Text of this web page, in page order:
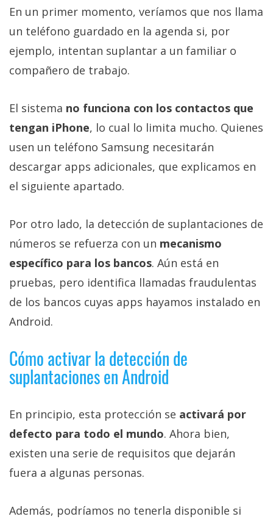
En un primer momento, veríamos que nos llama
un teléfono guardado en la agenda si, por
ejemplo, intentan suplantar a un familiar o
compañero de trabajo.
El sistema no funciona con los contactos que
tengan iPhone, lo cual lo limita mucho. Quienes
usen un teléfono Samsung necesitarán
descargar apps adicionales, que explicamos en
el siguiente apartado.
Por otro lado, la detección de suplantaciones de
números se refuerza con un mecanismo
específico para los bancos. Aún está en
pruebas, pero identifica llamadas fraudulentas
de los bancos cuyas apps hayamos instalado en
Android.
Cómo activar la detección de
suplantaciones en Android
En principio, esta protección se activará por
defecto para todo el mundo. Ahora bien,
existen una serie de requisitos que dejarán
fuera a algunas personas.
Además, podríamos no tenerla disponible si